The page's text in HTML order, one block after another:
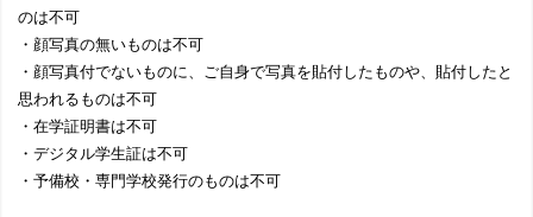
のは不可
・顔写真の無いものは不可
・顔写真付でないものに、ご自身で写真を貼付したものや、貼付したと
思われるものは不可
・在学証明書は不可
・デジタル学生証は不可
・予備校・専門学校発行のものは不可